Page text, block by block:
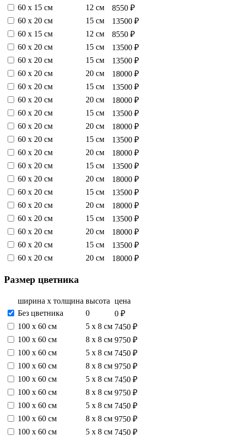
60 х 15 см 12 см
8550 ₽
60 х 20 см
15 см
13500 ₽
60 х 15 см
12 см
8550 ₽
60 х 20 см
15 см
13500 ₽
60 х 20 см
15 см
13500 ₽
60 х 20 см
20 см
18000 ₽
60 х 20 см
15 см
13500 ₽
60 х 20 см
20 см
18000 ₽
60 х 20 см
15 см
13500 ₽
60 х 20 см
20 см
18000 ₽
60 х 20 см
15 см
13500 ₽
60 х 20 см
20 см
18000 ₽
60 х 20 см
15 см
13500 ₽
60 х 20 см
20 см
18000 ₽
60 х 20 см
15 см
13500 ₽
60 х 20 см
20 см
18000 ₽
60 х 20 см
15 см
13500 ₽
60 х 20 см
20 см
18000 ₽
60 х 20 см
15 см
13500 ₽
60 х 20 см
20 см 18000 ₽
Размер цветника
ширина х толщина высота цена
Без цветника
0
0 ₽
100 х 60 см
5 х 8 см 7450 ₽
100 х 60 см
8 х 8 см 9750 ₽
100 х 60 см
5 х 8 см 7450 ₽
100 х 60 см
8 х 8 см 9750 ₽
100 х 60 см
5 х 8 см 7450 ₽
100 х 60 см
8 х 8 см 9750 ₽
100 х 60 см
5 х 8 см 7450 ₽
100 х 60 см
8 х 8 см 9750 ₽
100 х 60 см
5 х 8 см 7450 ₽